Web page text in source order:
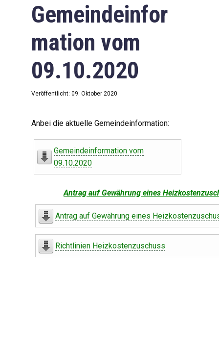
Gemeindeinfor
mation vom
09.10.2020
Veröffentlicht: 09. Oktober 2020
Anbei die aktuelle Gemeindeinformation:
Gemeindeinformation vom
09.10.2020
Antrag auf Gewährung eines
Antrag auf Gewährung eines
Richtlinien Heizkostenzuschuss